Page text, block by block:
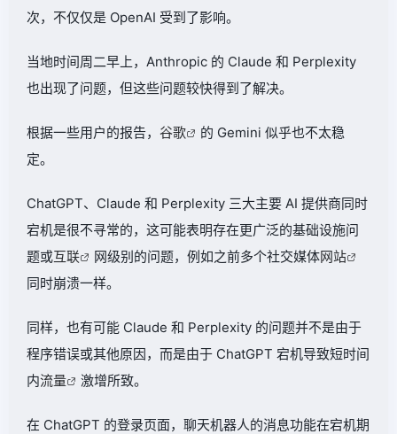
次，不仅仅是 OpenAI 受到了影响。
当地时间周二早上，Anthropic 的 Claude 和 Perplexity
也出现了问题，但这些问题较快得到了解决。
根据一些用户的报告， 谷歌
的 Gemini 似乎也不太稳
定。
ChatGPT、Claude 和 Perplexity 三大主要 AI 提供商同时
宕机是很不寻常的，这可能表明存在更广泛的基础设施问
题或互联 网级别的问题，例如之前多个社交媒体网站
同时崩溃一样。
同样，也有可能 Claude 和 Perplexity 的问题并不是由于
程序错误或其他原因，而是由于 ChatGPT 宕机导致短时间
内流量 激增所致。
在 ChatGPT 的登录页面，聊天机器人的消息功能在宕机期